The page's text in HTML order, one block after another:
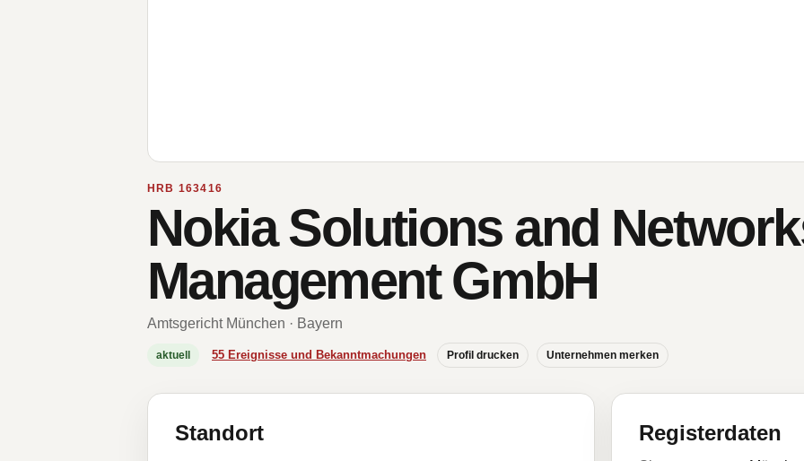
HRB 163416
Nokia Solutions and
Management GmbH
Amtsgericht München · Bayern
aktuell 55 Ereignisse und Bekanntmachungen Profil drucken Unternehmen merken
Standort Registerdaten